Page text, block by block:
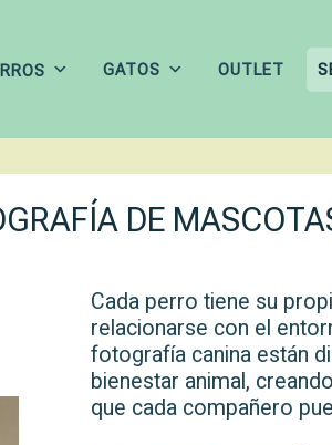
GATOS OUTLET
DE
Cada perro tiene su
relacionarse con el
fotografía canina están
bienestar animal,
que cada compañero